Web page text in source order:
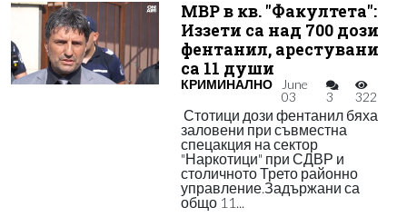
МВР в кв. "Факултета":
Иззети са над 700 дози
фентанил, арестувани
са 11 души
КРИМИНАЛНО
June
03
3 322
Стотици дози фентанил бяха
заловени при съвместна
спецакция на сектор
"Наркотици" при СДВР и
столичното Трето районно
управление.Задържани са
общо 11...